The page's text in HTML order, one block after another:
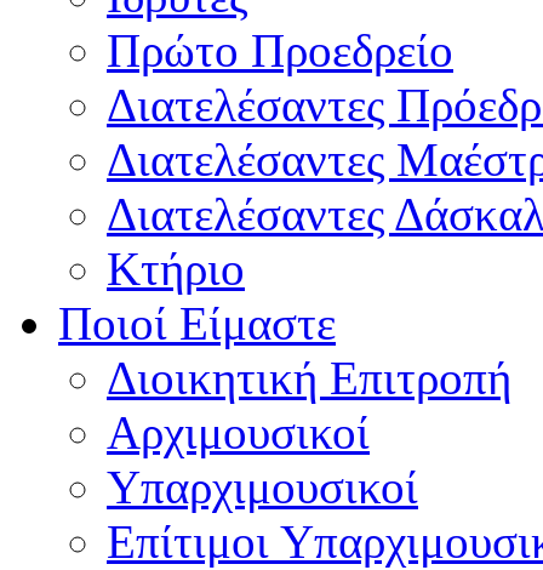
Πρώτο Προεδρείο
Διατελέσαντες
Διατελέσαντες
Διατελέσαντες
Κτήριο
Ποιοί Είμαστε
Διοικητική Επιτροπή
Aρχιμουσικοί
Υπαρχιμουσικοί
Επίτιμοι